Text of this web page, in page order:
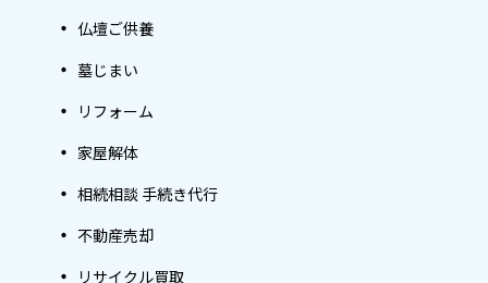
仏壇ご供養
墓じまい
リフォーム
家屋解体
相続相談 手続き代行
不動産売却
リサイクル買取